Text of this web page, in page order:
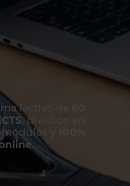
lectivo de
, dividido en
y
.